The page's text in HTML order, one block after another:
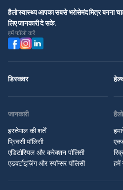
हैलो स्वास्थ्य आपका सबसे भरोसेमंद मित्र बनना
लिए जानकारी दे सके.
हमें फॉलो करें
डिस्कवर
जानकारी
इस्तेमाल की शर्तें
प्रिवसी पॉलिसी
एडिटोरियल और करेक्शन पॉलिसी
एडवर्टाइज़िंग और स्पॉन्सर पॉलिसी
हमें